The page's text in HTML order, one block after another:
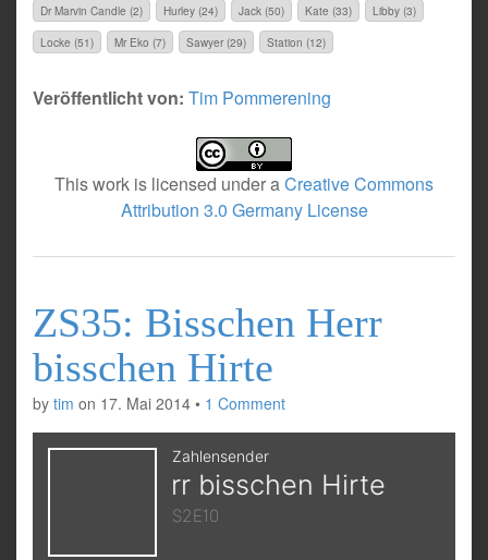
Dr Marvin Candle (2)
Hurley (24) Jack (50) Kate (33)
Libby (3)
Locke (51)
Mr Eko (7) Sawyer (29) Station (12)
Veröffentlicht von: Tim Pommerening
This work is licensed under aCreative Commons
Attribution 3.0 Germany License
ZS35: Bisschen Herr
bisschen Hirte
by tim on 17. Mai 2014 • 1 Comment